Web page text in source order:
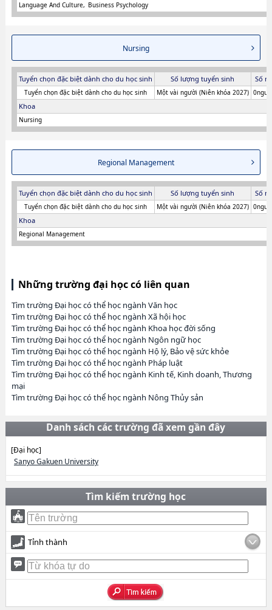
Language And Culture Business Psychology
Nursing
Tuyển chọn đặc biệt dành cho du học sinh Số lượng tuyển sinh Số
Tuyển chọn đặc biệt dành cho du học sinh Một vài người (Niên khóa 2027)
Khoa
Nursing
Regional Management
Tuyển chọn đặc biệt dành cho du học sinh Số lượng tuyển sinh Số
Tuyển chọn đặc biệt dành cho du học sinh Một vài người (Niên khóa 2027)
Khoa
Regional Management
Những trường đại học có liên quan
Tìm trường Đại học có thể học ngành Văn học
Tìm trường Đại học có thể học ngành Xã hội học
Tìm trường Đại học có thể học ngành Khoa học đời sống
Tìm trường Đại học có thể học ngành Ngôn ngữ học
Tìm trường Đại học có thể học ngành Hộ lý, Bảo vệ sức khỏe
Tìm trường Đại học có thể học ngành Pháp luật
Tìm trường Đại học có thể học ngành Kinh tế, Kinh doanh, Thương
mại
Tìm trường Đại học có thể học ngành Nông Thủy sản
Danh sách các trường đã xem gần đây
[Đại học]
Sanyo Gakuen University
Tìm kiếm trường học
Tỉnh thành